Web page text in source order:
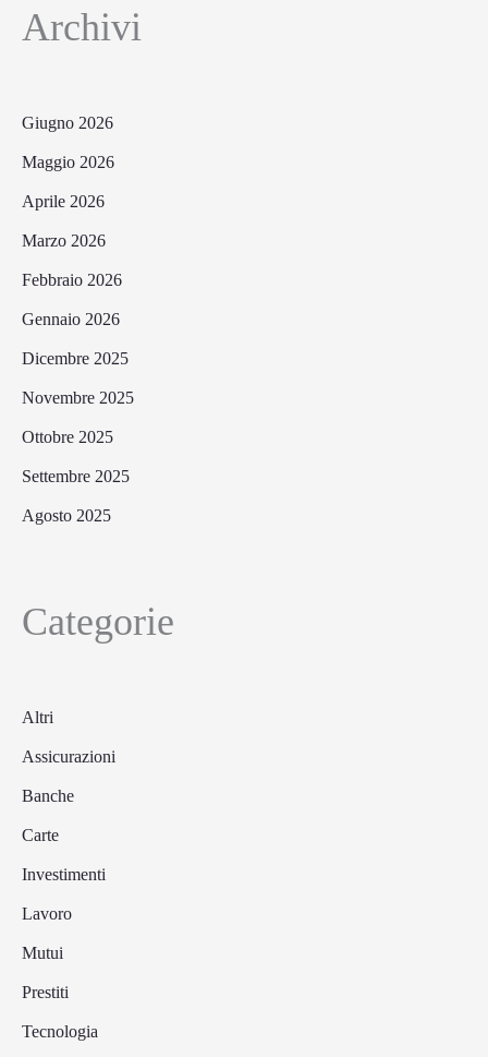
Archivi
Giugno 2026
Maggio 2026
Aprile 2026
Marzo 2026
Febbraio 2026
Gennaio 2026
Dicembre 2025
Novembre 2025
Ottobre 2025
Settembre 2025
Agosto 2025
Categorie
Altri
Assicurazioni
Banche
Carte
Investimenti
Lavoro
Mutui
Prestiti
Tecnologia